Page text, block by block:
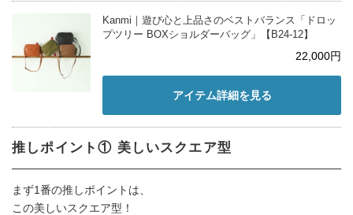
Kanmi｜遊び心と上品さのベストバランス「ドロッ
プツリー BOXショルダーバッグ」【B24-12】
22,000円
アイテム詳細を見る
推しポイント① 美しいスクエア型
まず1番の推しポイントは、
この美しいスクエア型！